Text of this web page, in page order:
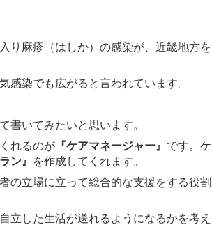
り麻疹（はしか）の感染が、近畿地方を
感染でも広がると言われています。
書いてみたいと思います。
れるのが 『ケアマネージャー』 です。ケ
ン』
を作成してくれます。
の立場に立って総合的な支援をする役割
立した生活が送れるようになるかを考え